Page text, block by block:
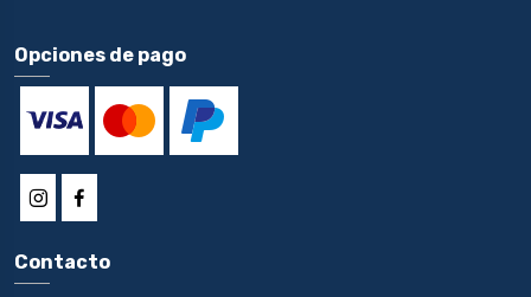
Opciones de pago
Contacto